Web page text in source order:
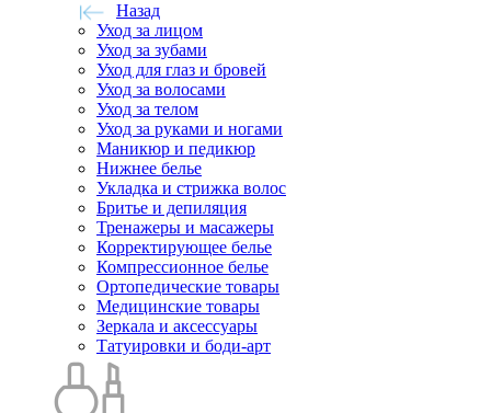
Назад
Уход за лицом
Уход за зубами
Уход для глаз и бровей
Уход за волосами
Уход за телом
Уход за руками и ногами
Маникюр и педикюр
Нижнее белье
Укладка и стрижка волос
Бритье и депиляция
Тренажеры и масажеры
Корректирующее белье
Компрессионное белье
Ортопедические товары
Медицинские товары
Зеркала и аксессуары
Татуировки и боди-арт